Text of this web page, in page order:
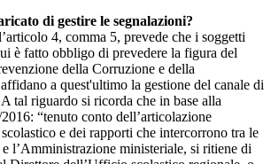
di gestire le segnalazioni?
4, comma 5, prevede che i soggetti
è fatto obbligo di prevedere la figura del
della Corruzione e della
a quest'ultimo la gestione del canale di
tal riguardo si ricorda che in base alla
“tenuto conto dell’articolazione
e dei rapporti che intercorrono tra le
l’Amministrazione ministeriale, si ritiene di